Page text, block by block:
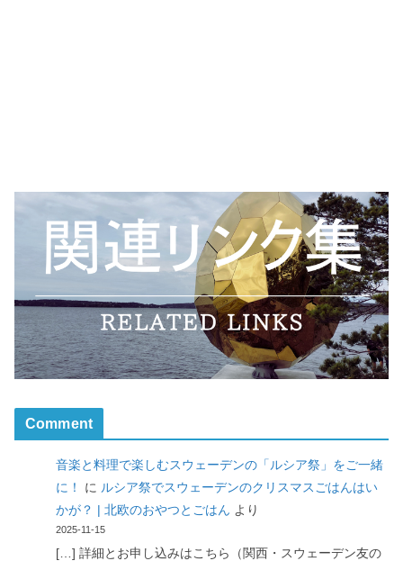
Comment
音楽と料理で楽しむスウェーデンの「ルシア祭」をご一緒
に！
に ルシア祭でスウェーデンのクリスマスごはんはい
かが？ | 北欧のおやつとごはん より
2025-11-15
[…] 詳細とお申し込みはこちら（関西・スウェーデン友の